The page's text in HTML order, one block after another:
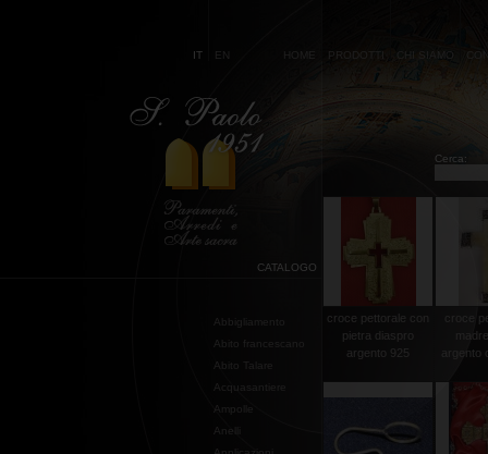
IT EN HOME PRODOTTI CHI SIAMO
Cerca:
CATALOGO
Abbigliamento
Abito francescano
Abito Talare
Acquasantiere
Ampolle
Anelli
croce pettorale con
pietra diaspro
argento 925
croce
argento